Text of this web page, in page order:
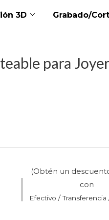
3D Grabado/
para
(Obtén un
con
Efectivo /